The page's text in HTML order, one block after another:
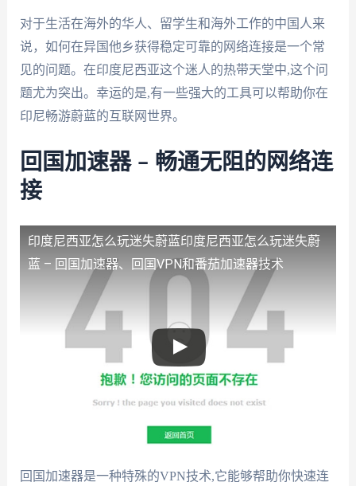
对于生活在海外的华人、留学生和海外工作的中国人来
说，如何在异国他乡获得稳定可靠的网络连接是一个常
见的问题。在印度尼西亚这个迷人的热带天堂中,这个问
题尤为突出。幸运的是,有一些强大的工具可以帮助你在
印尼畅游蔚蓝的互联网世界。
回国加速器 – 畅通无阻的网络连
接
印度尼西亚怎么玩迷失蔚蓝印度尼西亚怎么玩迷失蔚
蓝 – 回国加速器、回国VPN和番茄加速器技术
回国加速器是一种特殊的VPN技术,它能够帮助你快速连